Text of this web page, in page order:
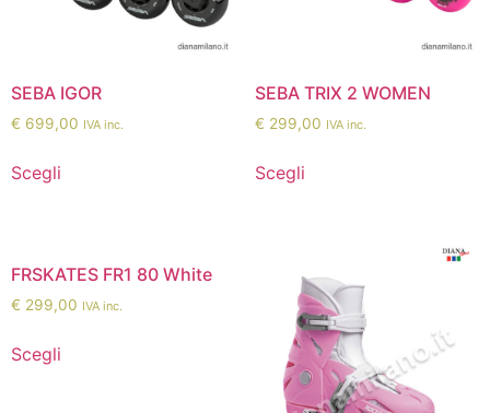
SEBA IGOR
€ 699,00 IVA inc.
Scegli
SEBA TRIX 2 WOMEN
€ 299,00 IVA inc.
Scegli
FRSKATES FR1 80 White
€ 299,00 IVA inc.
Scegli